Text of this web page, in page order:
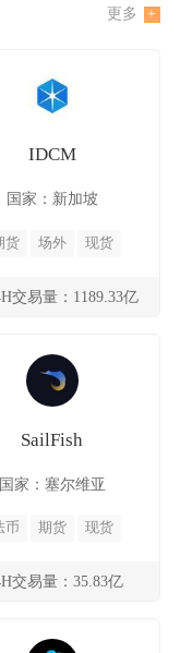
更多
IDCM
国家：新加坡
货 场外 现货
交易量：1189.33亿
SailFish
国家：塞尔维亚
币 期货 现货
交易量：35.83亿